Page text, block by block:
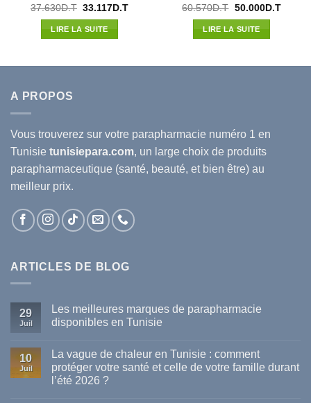
37.630D.T Le
initial
était :
33.117D.TLe
LIRE LA SUITE
Note4.31
sur 5
60.570D.T Le
initial
était :
50.000D.TLe
LIRE LA SUITE
A PROPOS
Vous trouverez sur votre parapharmacie numéro 1 en
Tunisie tunisiepara.com, un large choix de produits
parapharmaceutique (santé, beauté, et bien être) au
meilleur prix.
ARTICLES DE BLOG
29
Juil
Les meilleures marques de parapharmacie
disponibles en Tunisie
sur
meilleures
marques
10
Juil
La vague de chaleur en Tunisie : comment
protéger votre santé et celle de votre famille durant
l’été 2026 ?